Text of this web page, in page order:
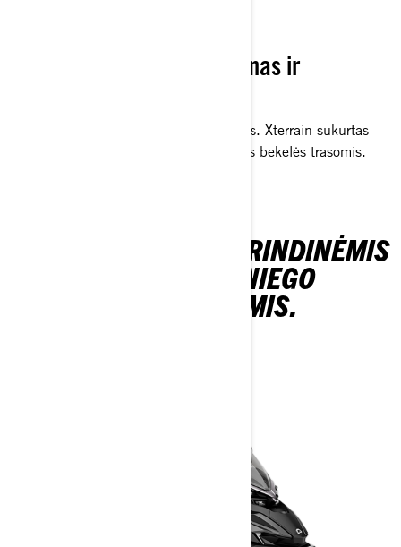
Aukščiausio lygio patogumas ir
Kelionė – tikras nuotykių ieškotojo rojus. Xterrain sukurtas
ištvermei ir pritaikytas ilgoms kelionėms bekelės trasomis.
SUSIPAŽINK SU PAGRINDINĖMIS
„LYNX XTERRAIN“ SNIEGO
MOTOCIKLO SAVYBĖMIS.